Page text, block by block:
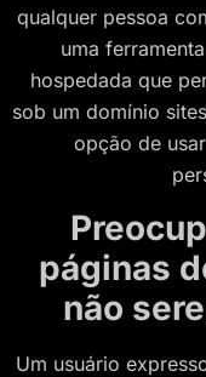
qualquer pessoa
uma
hospedada que
sob um domínio
opção de
páginas
não
Um usuário